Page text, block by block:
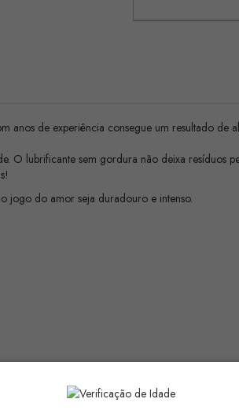
anos de experiência consegue um resultado de
O lubrificante sem gordura não deixa resíduos
jogo do amor seja duradouro e intenso.